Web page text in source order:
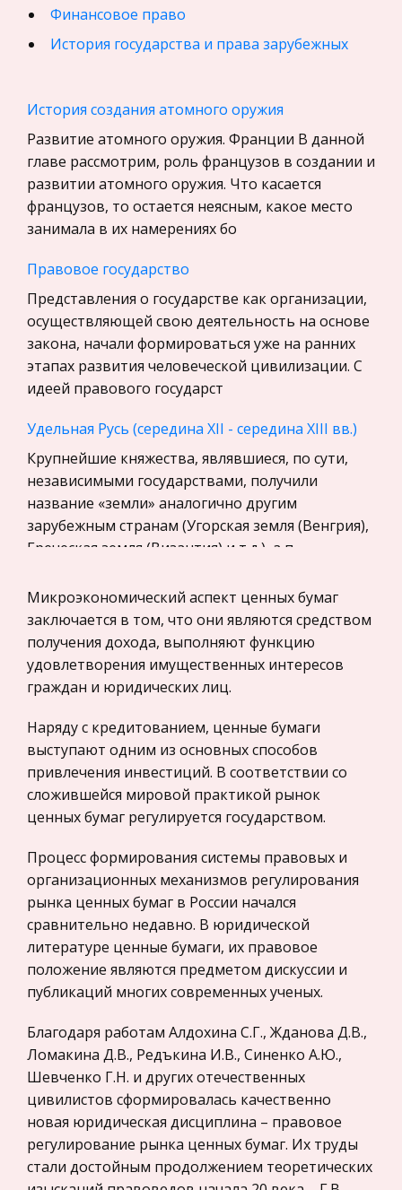
Финансовое право
История государства и права зарубежных
Искусство, Культура, Литература
Компьютерные сети
Материаловедение
Программирование, Базы данных
Бухгалтерский учет
История
Уголовное право
Экскурсии и туризм
Маркетинг, товароведение, реклама
Социология
Религия
Культурология
Экологическое право
Теория государства и права
История отечественного государства и
права
Микроэкономика, экономика предприятия,
Нероссийское законодательство
Международные экономические и валютно-
кредитные отношения
Политология, Политистория
Радиоэлектроника
Медицина
Пищевые продукты
Конституционное (государственное) право
зарубежных стран
Налоги
Транспорт
Жилищное право
Гражданское право
Гражданское процессуальное право
Законодательство и право
История создания атомного оружия
Развитие атомного оружия. Франции В данной
главе рассмотрим, роль французов в создании и
развитии атомного оружия. Что касается
французов, то остается неясным, какое место
занимала в их намерениях бо
Правовое государство
Представления о государстве как организации,
осуществляющей свою деятельность на основе
закона, начали формироваться уже на ранних
этапах развития человеческой цивилизации. С
идеей правового государст
Удельная Русь (середина XII - середина XIII вв.)
Крупнейшие княжества, являвшиеся, по сути,
независимыми государствами, получили
название «земли» аналогично другим
зарубежным странам (Угорская земля (Венгрия),
Греческая земля (Византия) и т.д.), а п
Нетрадиционные спортивно-педагогические
подходы к изучению физико-технических
дисциплин во ВТУЗе
Поэтому современная «ситуация» в подготовке
специалистов требует коренного изменения
технических учебных заведениях. Главными
характеристиками выпускника любого
Расчет системы общего освещения цеха
Распределение освещенности по площади поля
отношения: = "; echo ''; . Для заданного типа
светильника С35ДРЛ величина = ( 0,6 1,0 ).
Расстояние между лампами
Художественная природа сборника Э.Хемингуэя
"В наше время"
Анализ сборника рассказов «В наше время» Еще
в начале двадцатых годов XX века, будучи
штатным корреспондентом «Торонто стар»,
Хемингуэй параллельно с написанием газетных
материалов пробует свои силы н
Блокада Ленинграда
Основным объектом наступления фашистов
Микроэкономический аспект ценных бумаг
заключается в том, что они являются средством
получения дохода, выполняют функцию
удовлетворения имущественных интересов
граждан и юридических лиц.
Наряду с кредитованием, ценные бумаги
выступают одним из основных способов
привлечения инвестиций. В соответствии со
сложившейся мировой практикой рынок
ценных бумаг регулируется государством.
Процесс формирования системы правовых и
организационных механизмов регулирования
рынка ценных бумаг в России начался
сравнительно недавно. В юридической
литературе ценные бумаги, их правовое
положение являются предметом дискуссии и
публикаций многих современных ученых.
Благодаря работам Алдохина С.Г., Жданова Д.В.,
Ломакина Д.В., Редъкина И.В., Синенко А.Ю.,
Шевченко Г.Н. и других отечественных
цивилистов сформировалась качественно
новая юридическая дисциплина – правовое
регулирование рынка ценных бумаг. Их труды
стали достойным продолжением теоретических